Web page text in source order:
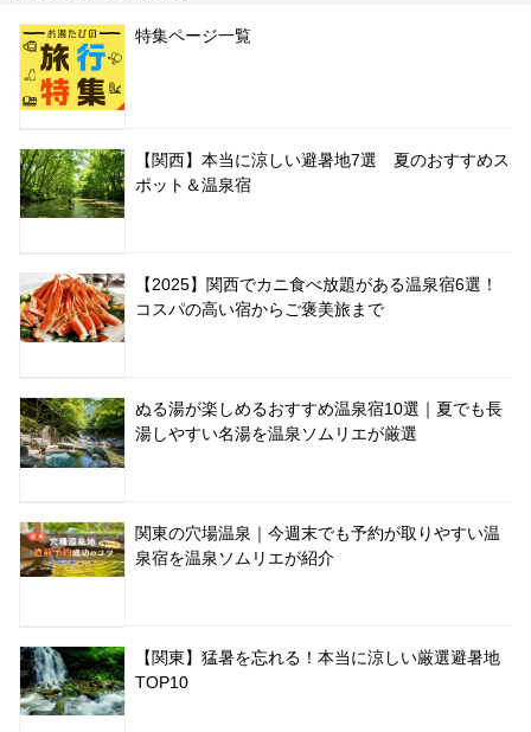
特集ページ一覧
【関西】本当に涼しい避暑地7選 夏のおすすめス
ポット＆温泉宿
【2025】関西でカニ食べ放題がある温泉宿6選！
コスパの高い宿からご褒美旅まで
ぬる湯が楽しめるおすすめ温泉宿10選｜夏でも長
湯しやすい名湯を温泉ソムリエが厳選
関東の穴場温泉｜今週末でも予約が取りやすい温
泉宿を温泉ソムリエが紹介
【関東】猛暑を忘れる！本当に涼しい厳選避暑地
TOP10